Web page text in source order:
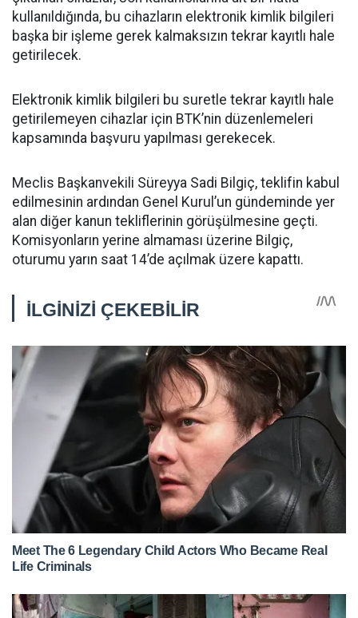
kullanıldığında, bu cihazların elektronik kimlik bilgileri
başka bir işleme gerek kalmaksızın tekrar kayıtlı hale
getirilecek.
Elektronik kimlik bilgileri bu suretle tekrar kayıtlı hale
getirilemeyen cihazlar için BTK’nin düzenlemeleri
kapsamında başvuru yapılması gerekecek.
Meclis Başkanvekili Süreyya Sadi Bilgiç, teklifin kabul
edilmesinin ardından Genel Kurul’un gündeminde yer
alan diğer kanun tekliflerinin görüşülmesine geçti.
Komisyonların yerine almaması üzerine Bilgiç,
oturumu yarın saat 14’de açılmak üzere kapattı.